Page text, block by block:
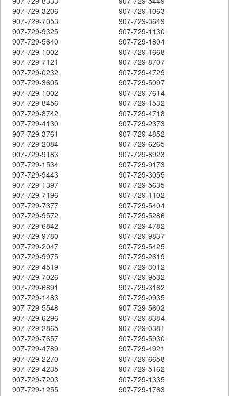
907-729-3206
907-729-1063
907-729-7053
907-729-3649
907-729-9325
907-729-1130
907-729-5640
907-729-1804
907-729-1002
907-729-1668
907-729-7121
907-729-8707
907-729-0232
907-729-4729
907-729-3605
907-729-5097
907-729-1002
907-729-7614
907-729-8456
907-729-1532
907-729-8742
907-729-4718
907-729-4130
907-729-2373
907-729-3761
907-729-4852
907-729-2084
907-729-6265
907-729-9183
907-729-8923
907-729-1534
907-729-9173
907-729-9443
907-729-3055
907-729-1397
907-729-5635
907-729-7196
907-729-1102
907-729-7377
907-729-5404
907-729-9572
907-729-5286
907-729-6842
907-729-4782
907-729-9780
907-729-9837
907-729-2047
907-729-5425
907-729-9975
907-729-2619
907-729-4519
907-729-3012
907-729-7026
907-729-9532
907-729-6891
907-729-3162
907-729-1483
907-729-0935
907-729-5548
907-729-5602
907-729-6296
907-729-8384
907-729-2865
907-729-0381
907-729-7657
907-729-5930
907-729-4789
907-729-4921
907-729-2270
907-729-6658
907-729-4235
907-729-5162
907-729-7203
907-729-1335
907-729-1255
907-729-1763